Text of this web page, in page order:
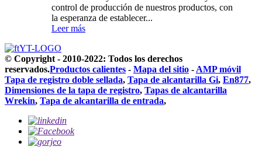
control de producción de nuestros productos, con
la esperanza de establecer...
Leer más
© Copyright - 2010-2022: Todos los derechos
reservados.Productos calientes - Mapa del sitio - AMP móvil
Tapa de registro doble sellada, Tapa de alcantarilla Gi, En877,
Dimensiones de la tapa de registro, Tapas de alcantarilla
Wrekin, Tapa de alcantarilla de entrada,